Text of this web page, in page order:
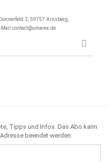
2, 59757 Arnsberg,
contact@umarex.de
Tipps und Infos. Das Abo kann
beendet werden.